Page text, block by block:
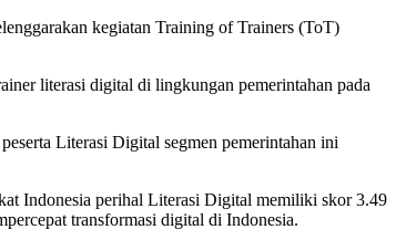
kegiatan Training of Trainers (ToT)
literasi digital di lingkungan pemerintahan pada
Literasi Digital segmen pemerintahan ini
Indonesia perihal Literasi Digital memiliki skor 3.49
transformasi digital di Indonesia.